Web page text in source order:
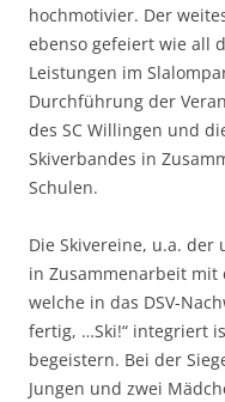
hochmotivier. Der
ebenso gefeiert wie all
Leistungen im
Durchführung der
des SC Willingen und
Skiverbandes in
Schulen.
Die Skivereine, u.a. der
in Zusammenarbeit mit
welche in das DSV-
fertig, …Ski!“ integriert
begeistern. Bei der
Jungen und zwei